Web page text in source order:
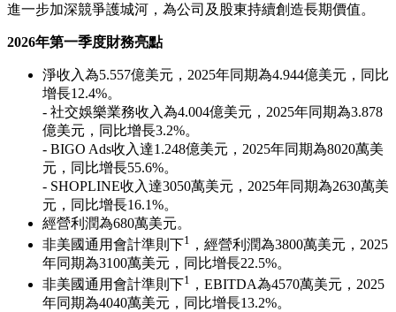
進一步加深競爭護城河，為公司及股東持續創造長期價值。
2026年第一季度財務亮點
淨收入為5.557億美元，2025年同期為4.944億美元，同比
增長12.4%。
- 社交娛樂業務收入為4.004億美元，2025年同期為3.878
億美元，同比增長3.2%。
- BIGO Ads收入達1.248億美元，2025年同期為8020萬美
元，同比增長55.6%。
- SHOPLINE收入達3050萬美元，2025年同期為2630萬美
元，同比增長16.1%。
經營利潤為680萬美元。
非美國通用會計準則下1
，經營利潤為3800萬美元，2025
年同期為3100萬美元，同比增長22.5%。
非美國通用會計準則下1
，EBITDA為4570萬美元，2025
年同期為4040萬美元，同比增長13.2%。